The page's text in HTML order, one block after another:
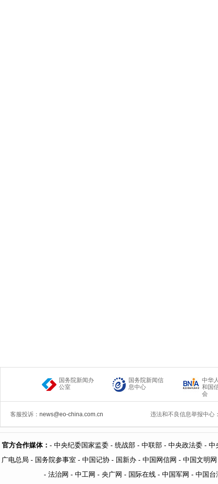
国务院新闻办
公室
国务院新闻信
息中心
中华
和国
会
客服投诉： news@eo-china.com.cn 违法和不良信息举报中心
官方合作媒体： - 中央纪委国家监委 - 统战部 - 中联部- 中央政法委 - 中
广电总局 - 国务院参事室 - 中国记协 - 国新办 - 中国网信网 - 中国文明网
- 法治网 - 中工网 - 央广网 - 国际在线- 中国军网 - 中国台